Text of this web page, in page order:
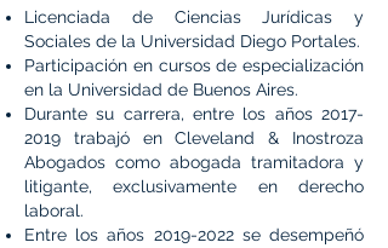
Licenciada de Ciencias Jurídicas y
Sociales de la Universidad Diego Portales.
Participación en cursos de especialización
en la Universidad de Buenos Aires.
Durante su carrera, entre los años 2017-
2019 trabajó en Cleveland & Inostroza
Abogados como abogada tramitadora y
litigante, exclusivamente en derecho
laboral.
Entre los años 2019-2022se desempeñó